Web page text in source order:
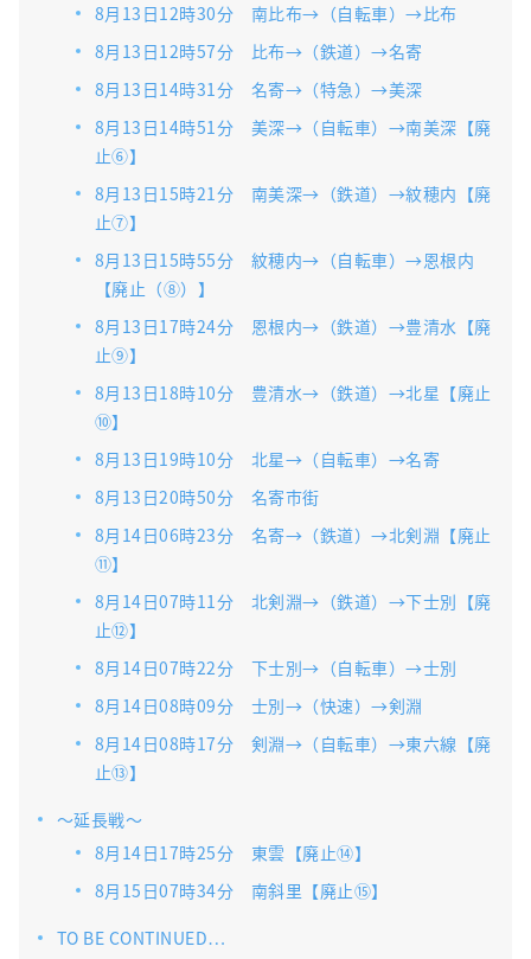
8月13日12時30分 南比布→（自転車）→比布
8月13日12時57分 比布→（鉄道）→名寄
8月13日14時31分 名寄→（特急）→美深
8月13日14時51分 美深→（自転車）→南美深【廃
止⑥】
8月13日15時21分 南美深→（鉄道）→紋穂内【廃
止⑦】
8月13日15時55分 紋穂内→（自転車）→恩根内
【廃止（⑧）】
8月13日17時24分 恩根内→（鉄道）→豊清水【廃
止⑨】
8月13日18時10分 豊清水→（鉄道）→北星【廃止
⑩】
8月13日19時10分 北星→（自転車）→名寄
8月13日20時50分 名寄市街
8月14日06時23分 名寄→（鉄道）→北剣淵【廃止
⑪】
8月14日07時11分 北剣淵→（鉄道）→下士別【廃
止⑫】
8月14日07時22分 下士別→（自転車）→士別
8月14日08時09分 士別→（快速）→剣淵
8月14日08時17分 剣淵→（自転車）→東六線【廃
止⑬】
〜延長戦〜
8月14日17時25分 東雲【廃止⑭】
8月15日07時34分 南斜里【廃止⑮】
TO BE CONTINUED…